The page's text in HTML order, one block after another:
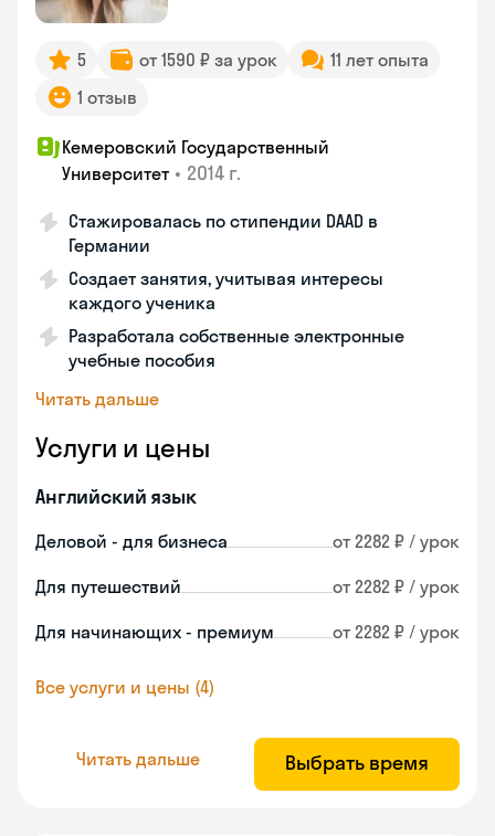
5 от 1590 ₽ за урок
11 лет опыта
1 отзыв
Кемеровский Государственный
Университет • 2014 г.
Стажировалась по стипендии DAAD в
Германии
Создает занятия, учитывая интересы
каждого ученика
Разработала собственные электронные
учебные пособия
Читать дальше
Услуги и цены
Английский язык
Деловой - для бизнеса от 2282 ₽ / урок
Для путешествий от 2282 ₽ / урок
Для начинающих - премиум от 2282 ₽ / урок
Все услуги и цены (4)
Читать дальше Выбрать время